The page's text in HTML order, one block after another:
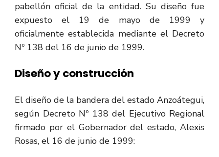
pabellón oficial de la entidad. Su diseño fue
expuesto el 19 de mayo de 1999 y
oficialmente establecida mediante el Decreto
Nº 138 del 16 de junio de 1999.
Diseñoyconstrucción
El diseño de la bandera del estado Anzoátegui,
según Decreto Nº 138 del Ejecutivo Regional
firmado por el Gobernador del estado, Alexis
Rosas, el 16 de junio de 1999: